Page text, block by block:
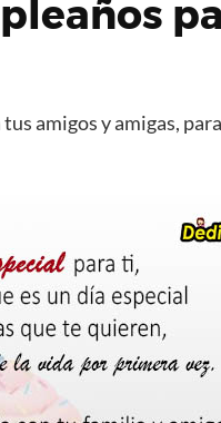
amigos y amigas,